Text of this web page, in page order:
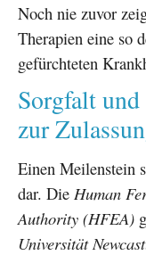
Noch nie zuvor
Therapien eine so
gefürchteten
Sorgfalt
zur
Einen Meilenstein
dar. Die Human
Authority (HFEA)
Universität